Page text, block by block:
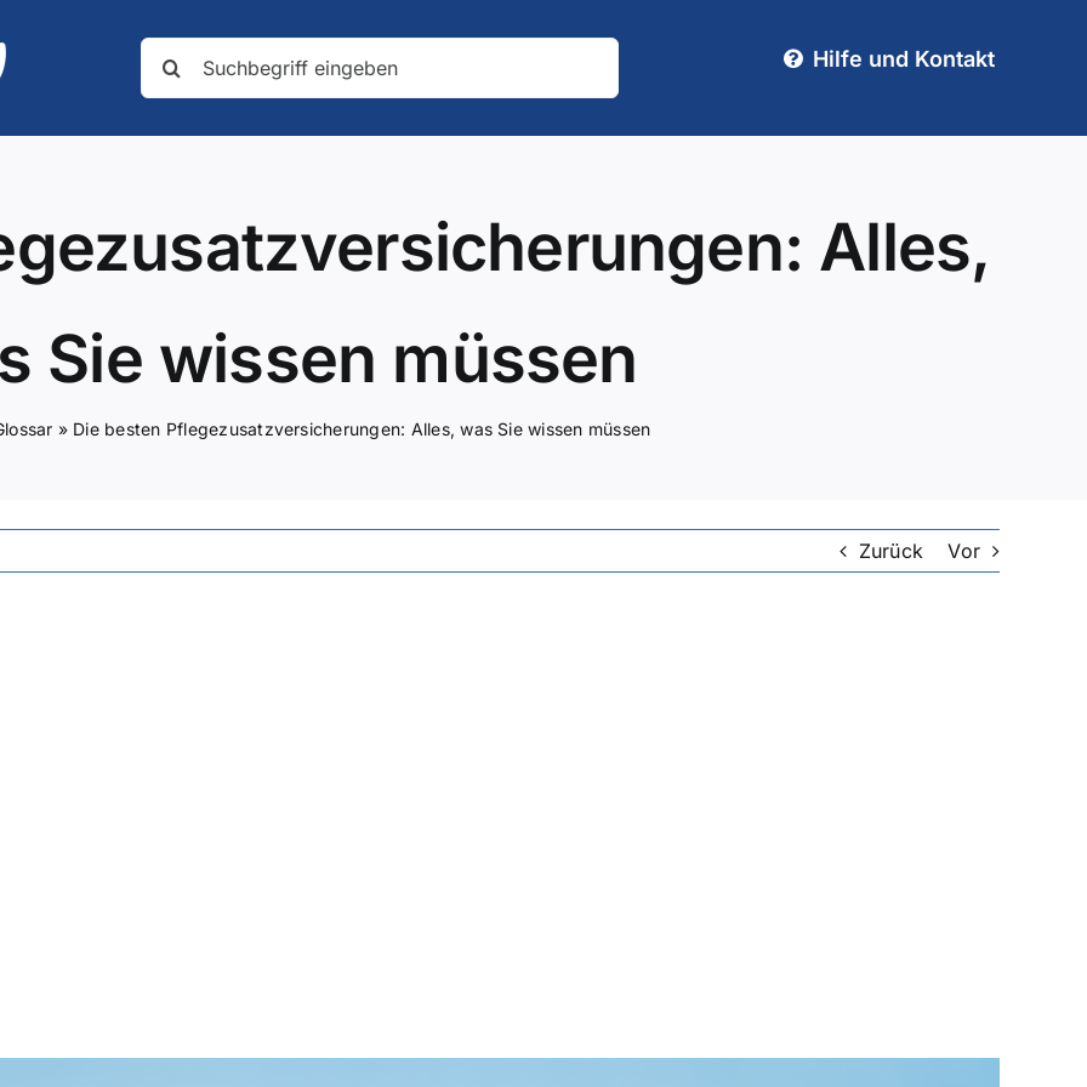
nach:
Hilfe und Kontakt
Alles,
Sie wissen müssen
» Die besten Pflegezusatzversicherungen: Alles, was Sie wissen müssen
Zurück Vor